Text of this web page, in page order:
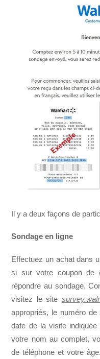
Il y a deux façons de
Sondage en ligne
Effectuez un achat dans
si sur votre coupon de
répondre au sondage.
visitez le site
appropriés, le numéro
date de la visite
votre nom au complet,
de téléphone et votre